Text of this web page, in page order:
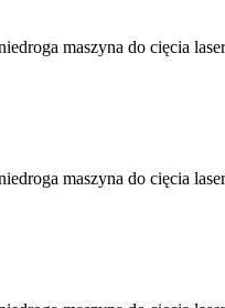
maszyna do cięcia
maszyna do cięcia